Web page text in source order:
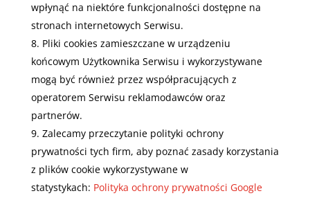
wpłynąć na niektóre funkcjonalności dostępne na
stronach internetowych Serwisu.
Pliki cookies zamieszczane w urządzeniu
końcowym Użytkownika Serwisu i wykorzystywane
mogą być również przez współpracujących z
operatorem Serwisu reklamodawców oraz
partnerów.
Zalecamy przeczytanie polityki ochrony
prywatności tych firm, aby poznać zasady korzystania
z plików cookie wykorzystywane w
statystykach: Polityka ochrony prywatności Google